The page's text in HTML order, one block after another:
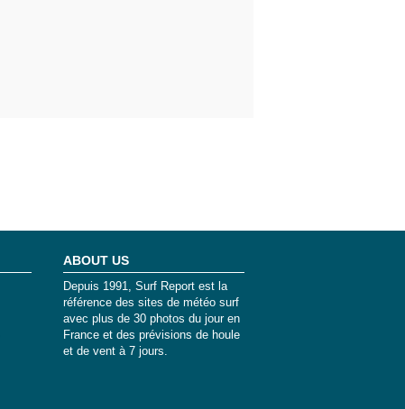
ABOUT US
Depuis 1991, Surf Report est la
référence des sites de météo surf
avec plus de 30 photos du jour en
France et des prévisions de houle
et de vent à 7 jours.